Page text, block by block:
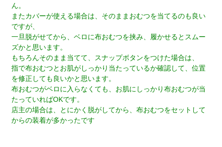
ん。
またカバーが使える場合は、そのままおむつを当てるのも良い
ですが、
一旦脱がせてから、ベロに布おむつを挟み、履かせるとスムー
ズかと思います。
もちろんそのまま当てて、スナップボタンをつけた場合は、
指で布おむつとお肌がしっかり当たっているか確認して、位置
を修正しても良いかと思います。
布おむつがベロに入らなくても、お肌にしっかり布おむつが当
たっていればOKです。
店主の場合は、とにかく脱がしてから、布おむつをセットして
からの装着が多かったです